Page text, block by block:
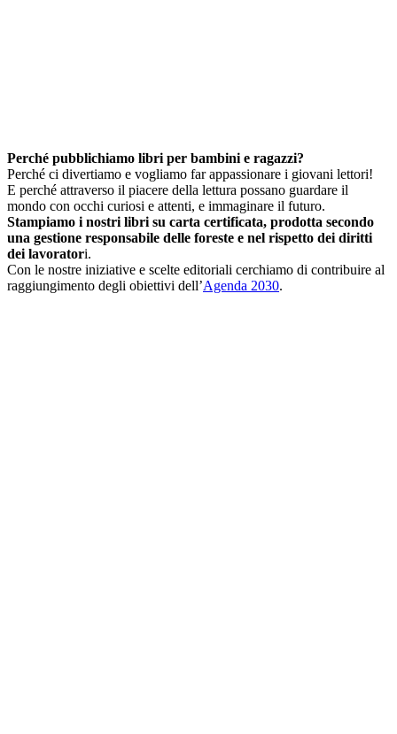
Perché pubblichiamo libri per bambini e ragazzi?
Perché ci divertiamo e vogliamo far appassionare i giovani lettori!
E perché attraverso il piacere della lettura possano guardare il
mondo con occhi curiosi e attenti, e immaginare il futuro.
Stampiamo i nostri libri su carta certificata, prodotta secondo
una gestione responsabile delle foreste e nel rispetto dei diritti
dei lavoratori.
Con le nostre iniziative e scelte editoriali cerchiamo di contribuire al
raggiungimento degli obiettivi dell’Agenda 2030.